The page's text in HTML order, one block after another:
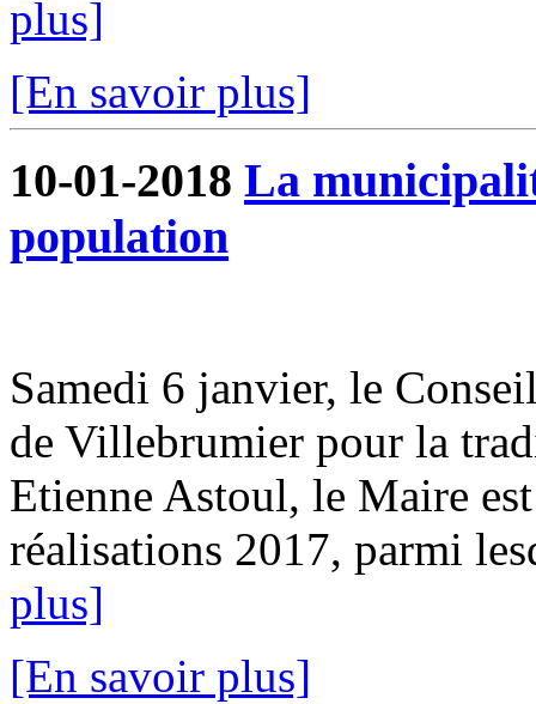
plus]
[En savoir plus]
10-01-2018 La
population
Samedi 6 janvier, le
de Villebrumier pour la
Etienne Astoul, le Maire
réalisations 2017, parmi
plus]
[En savoir plus]